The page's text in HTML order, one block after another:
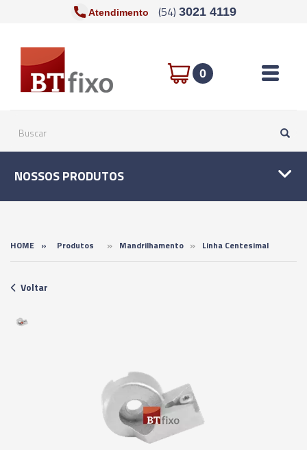
Atendimento (54) 3021 4119
0 Toggle
NOSSOS PRODUTOS
HOME » Produtos » Mandrilhamento » Linha Centesimal
Voltar